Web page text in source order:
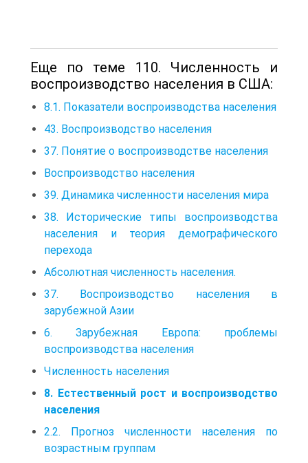
Еще по теме 110. Численность и
воспроизводство населения в США:
8.1. Показатели воспроизводства населения
43. Воспроизводство населения
37. Понятие о воспроизводстве населения
Воспроизводство населения
39. Динамика численности населения мира
38. Исторические типы воспроизводства
населения и теория демографического
перехода
Абсолютная численность населения.
37. Воспроизводство населения в
зарубежной Азии
6. Зарубежная Европа: проблемы
воспроизводства населения
Численность населения
8. Естественный рост и воспроизводство
населения
2.2. Прогноз численности населения по
возрастным группам